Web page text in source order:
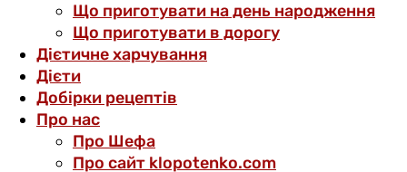
Що приготувати на день народження
Що приготувати в дорогу
Дієтичне харчування
Дієти
Добірки рецептів
Про нас
Про Шефа
Про сайт klopotenko.com